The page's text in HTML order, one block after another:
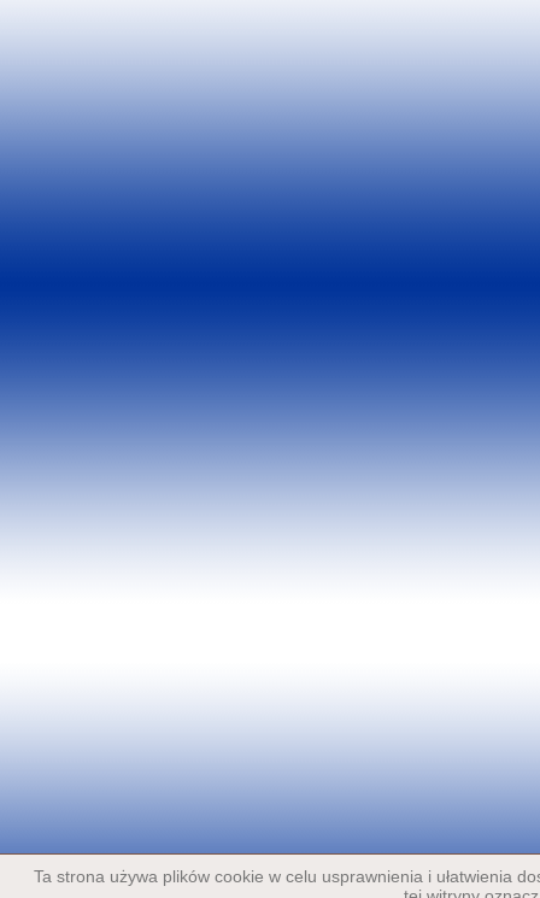
Ta strona używa plików cookie w celu usprawnienia i ułatwienia